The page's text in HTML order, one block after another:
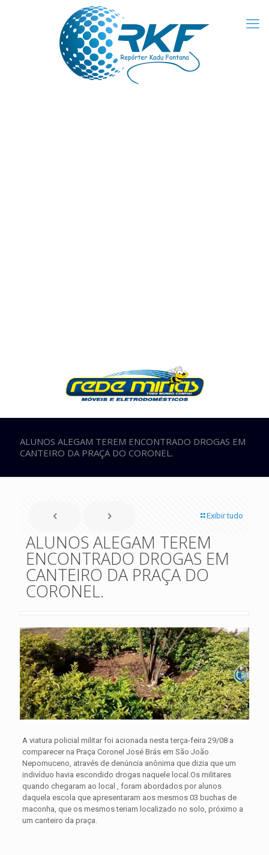
ALUNOS ALEGAM TEREM ENCONTRADO DROGAS EM
CANTEIRO DA PRAÇA DO CORONEL.
Exibir tudo
ALUNOS ALEGAM TEREM
ENCONTRADO DROGAS EM
CANTEIRO DA PRAÇA DO
CORONEL.
A viatura policial militar foi acionada nesta terça-feira 29/08 a
comparecer na Praça Coronel José Brás em São João
Nepomuceno, através de denúncia anônima que dizia que um
indivíduo havia escondido drogas naquele local. Os militares
quando chegaram ao local , foram abordados por alunos
daquela escola que apresentaram aos mesmos 03 buchas de
maconha, que os mesmos teriam localizado no solo, próximo a
um canteiro da praça.